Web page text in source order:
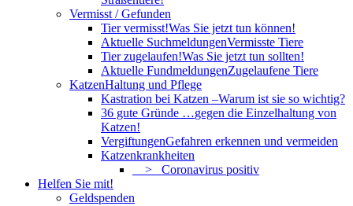
Vermisst / Gefunden
Tier vermisst!Was Sie jetzt tun können!
Aktuelle SuchmeldungenVermisste Tiere
Tier zugelaufen!Was Sie jetzt tun sollten!
Aktuelle FundmeldungenZugelaufene Tiere
KatzenHaltung und Pflege
Kastration bei Katzen –Warum ist sie so wichtig?
36 gute Gründe …gegen die Einzelhaltung von
Katzen!
VergiftungenGefahren erkennen und vermeiden
Katzenkrankheiten
> Coronavirus positiv
Helfen Sie mit!
Geldspenden